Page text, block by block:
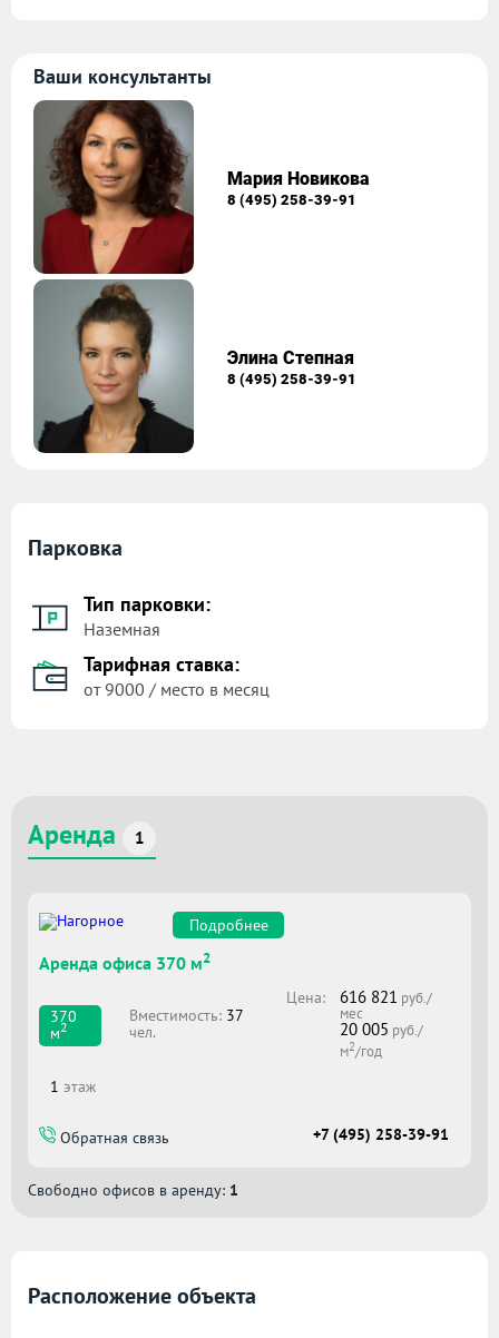
Ваши консультанты
Мария Новикова
8 (495) 258-39-91
Элина Степная
8 (495) 258-39-91
Парковка
Тип парковки:
Наземная
Тарифная ставка:
от 9000 / место в месяц
Аренда 1
Подробнее
Аренда офиса 370 м2
370
м2
Вместимоcть: 37
чел.
Цена: 616 821 руб./
мес
20 005 руб./
м2/год
1 этаж
Обратная связь +7 (495) 258-39-91
Свободно офисов в аренду: 1
Расположение объекта